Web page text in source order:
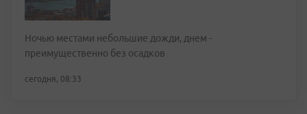
Ночью местами небольшие дожди, днем -
преимущественно без осадков
сегодня, 08:33